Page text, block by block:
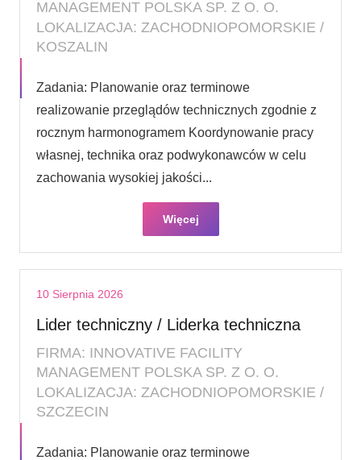
MANAGEMENT POLSKA SP. Z O. O.
LOKALIZACJA: ZACHODNIOPOMORSKIE /
KOSZALIN
Zadania: Planowanie oraz terminowe
realizowanie przeglądów technicznych zgodnie z
rocznym harmonogramem Koordynowanie pracy
własnej, technika oraz podwykonawców w celu
zachowania wysokiej jakości...
Więcej
10 Sierpnia 2026
Lider techniczny / Liderka techniczna
FIRMA: INNOVATIVE FACILITY
MANAGEMENT POLSKA SP. Z O. O.
LOKALIZACJA: ZACHODNIOPOMORSKIE /
SZCZECIN
Zadania: Planowanie oraz terminowe